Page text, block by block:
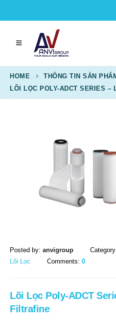
HOME THÔNG TIN SẢN
LÕI LỌC POLY-ADCT SERIES –
Posted by: anvigroup
Lõi Lọc
Comments: 0
Lõi Lọc Poly-ADCT
Filtrafine